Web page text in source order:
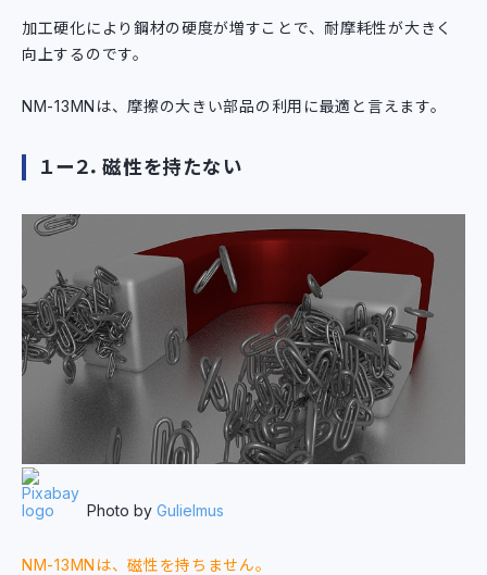
加工硬化により鋼材の硬度が増すことで、耐摩耗性が大きく
向上するのです。
NM-13MNは、摩擦の大きい部品の利用に最適と言えます。
１ー２．磁性を持たない
Photo by Gulielmus
NM-13MNは、磁性を持ちません。